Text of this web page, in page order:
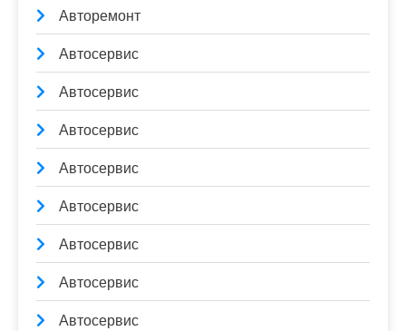
Авторемонт
Автосервис
Автосервис
Автосервис
Автосервис
Автосервис
Автосервис
Автосервис
Автосервис